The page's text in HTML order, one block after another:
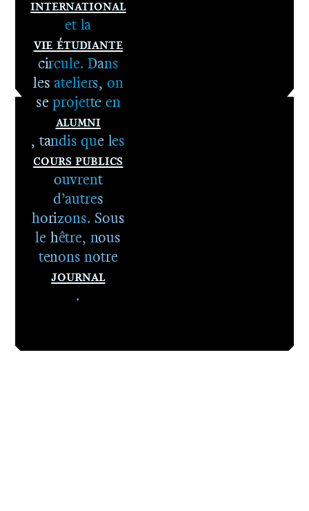
International
et la
Vie étudiante
circule. Dans
les ateliers, on
se projette en
Alumni
, tandis que les
Cours publics
ouvrent
d’autres
horizons. Sous
le hêtre, nous
tenons notre
Journal
.